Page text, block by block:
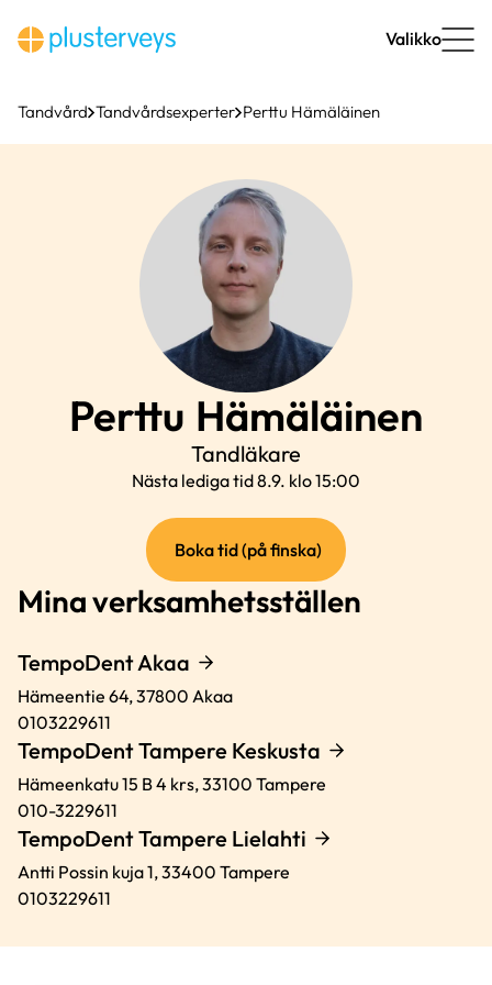
till
innehåll
Valikko
Tandvård Tandvårdsexperter Perttu Hämäläinen
Perttu Hämäläinen
Tandläkare
Nästa lediga tid 8.9. klo 15:00
Boka tid (på finska)(extern
länk)
Mina verksamhetsställen
TempoDent Akaa
Hämeentie 64,37800 Akaa
0103229611
TempoDent Tampere Keskusta
Hämeenkatu 15 B 4 krs,33100 Tampere
010-3229611
TempoDent Tampere Lielahti
Antti Possin kuja 1,33400 Tampere
0103229611